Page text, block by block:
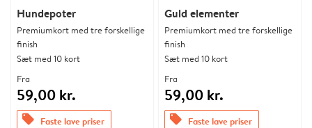
Hundepoter
Premiumkort med tre forskellige
finish
Sæt med 10 kort
Fra
59,00 kr.
offers Faste lave priser
Guld elementer
Premiumkort med tre forskellige
finish
Sæt med 10 kort
Fra
59,00 kr.
offers Faste lave priser